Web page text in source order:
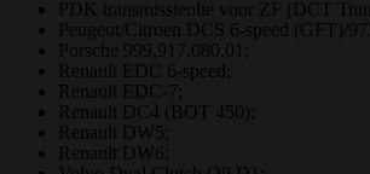
PDK transmissieolie voor ZF (DCT
Peugeot/Citroen DCS 6-speed (GFT)/
Porsche 999.917.080.01;
Renault EDC 6-speed;
Renault EDC-7;
Renault DC4 (BOT 450);
Renault DW5;
Renault DW6;